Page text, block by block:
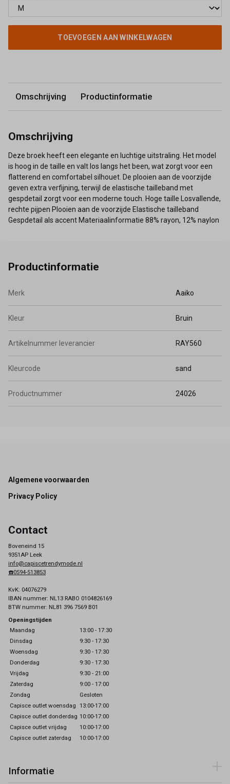
TOEVOEGEN AAN WINKELWAGEN
Omschrijving Productinformatie
Omschrijving
Deze broek heeft een elegante en luchtige uitstraling. Het model
is hoog in de taille en valt los langs het been, wat zorgt voor een
flatterend en comfortabel silhouet. De plooien aan de voorzijde
geven extra verfijning, terwijl de elastische tailleband met
gespdetail zorgt voor een moderne touch. Hoge taille Losvallende,
rechte pijpen Plooien aan de voorzijde Elastische tailleband
Gespdetail als accent Materiaalinformatie 88% rayon, 12% naylon
Productinformatie
Merk Aaiko
Kleur Bruin
Artikelnummer leverancier RAY560
Kleurcode sand
Productnummer 24026
Footer
Algemene voorwaarden
Privacy Policy
Contact
Boveneind 15
9351AP Leek
info@capiscetrendymode.nl
☎️0594-513853
KvK: 04076279
IBAN nummer: NL13 RABO 0104826169
BTW nummer: NL81 396 7569 B01
Openingstijden
Maandag
13:00 - 17:30
Dinsdag
9:30 - 17:30
Woensdag
9:30 - 17:30
Donderdag
9:30 - 17:30
Vrijdag
9:30 - 21:00
Zaterdag
9:00 - 17:00
Zondag
Gesloten
Capisce outlet woensdag 13:00-17:00
Capisce outlet donderdag 10:00-17:00
Capisce outlet vrijdag
10:00-17:00
Capisce outlet zaterdag
10:00-17:00
Informatie